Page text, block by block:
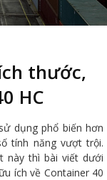
thước,
HC
dụng phổ biến hơn
tính năng vượt trội.
này thì bài viết dưới
ích về Container 40